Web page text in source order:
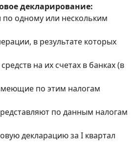
декларирование:
одному или нескольким
в результате которых
на их счетах в банках (в
по этим налогам
по данным налогам
декларацию за I квартал